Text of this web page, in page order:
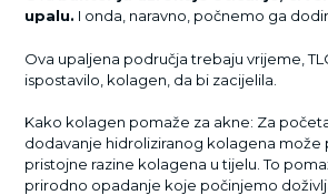
upalu. I onda, naravno, počnemo ga
Ova upaljena područja trebaju vrijeme,
ispostavilo, kolagen, da bi zacijelila.
Kako kolagen pomaže za akne: Za
dodavanje hidroliziranog kolagena može
pristojne razine kolagena u tijelu. To
prirodno opadanje koje počinjemo